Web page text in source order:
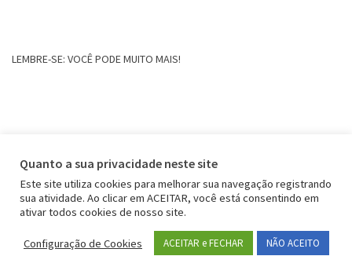
LEMBRE-SE: VOCÊ PODE MUITO MAIS!
Quanto a sua privacidade neste site
Este site utiliza cookies para melhorar sua navegação registrando
sua atividade. Ao clicar em ACEITAR, você está consentindo em
ativar todos cookies de nosso site.
Configuração de Cookies ACEITAR e FECHAR NÃO ACEITO